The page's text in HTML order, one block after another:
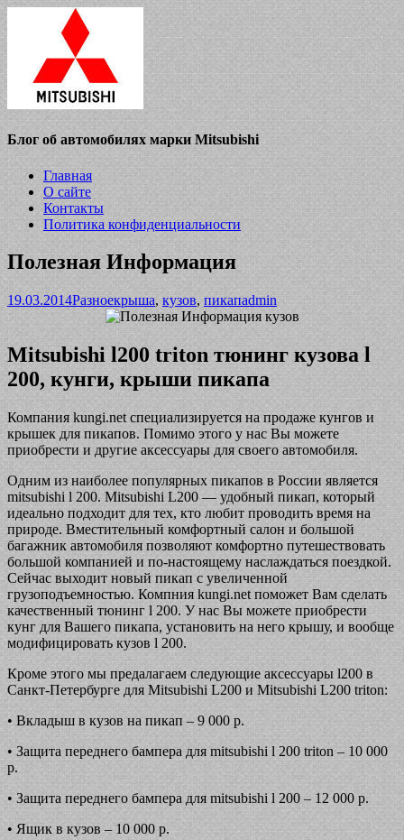
Блог об автомобилях марки Mitsubishi
Главная
О сайте
Контакты
Политика конфиденциальности
Полезная Информация
19.03.2014Разноекрыша,кузов,пикапadmin
Mitsubishi l200 triton тюнинг кузова l
200, кунги, крыши пикапа
Компания kungi.net специализируется на продаже кунгов и
крышек для пикапов. Помимо этого у нас Вы можете
приобрести и другие аксессуары для своего автомобиля.
Одним из наиболее популярных пикапов в России является
mitsubishi l 200. Mitsubishi L200 — удобный пикап, который
идеально подходит для тех, кто любит проводить время на
природе. Вместительный комфортный салон и большой
багажник автомобиля позволяют комфортно путешествовать
большой компанией и по-настоящему наслаждаться поездкой.
Сейчас выходит новый пикап с увеличенной
грузоподъемностью. Компния kungi.net поможет Вам сделать
качественный тюнинг l 200. У нас Вы можете приобрести
кунг для Вашего пикапа, установить на него крышу, и вообще
модифицировать кузов l 200.
Кроме этого мы предалагаем следующие аксессуары l200 в
Санкт-Петербурге для Mitsubishi L200 и Mitsubishi L200 triton:
• Вкладыш в кузов на пикап – 9 000 р.
• Защита переднего бампера для mitsubishi l 200 triton – 10 000
р.
• Защита переднего бампера для mitsubishi l 200 – 12 000 р.
• Ящик в кузов – 10 000 р.